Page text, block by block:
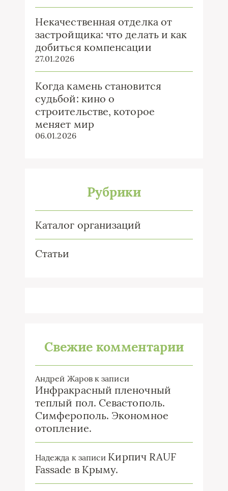
Некачественная отделка от
застройщика: что делать и как
добиться компенсации
27.01.2026
Когда камень становится
судьбой: кино о
строительстве, которое
меняет мир
06.01.2026
Рубрики
Каталог организаций
Статьи
Свежие комментарии
Андрей Жаровк записи
Инфракрасный пленочный
теплый пол. Севастополь.
Симферополь. Экономное
отопление.
Надежда к записи Кирпич RAUF
Fassade в Крыму.